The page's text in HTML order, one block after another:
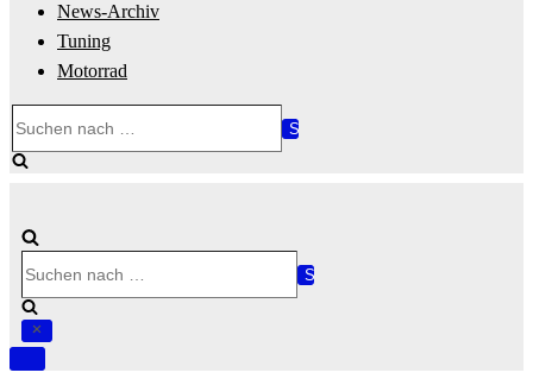
News-Archiv
Tuning
Motorrad
nach …
nach …
Navigation